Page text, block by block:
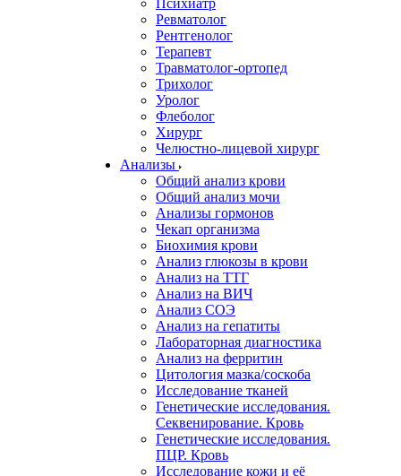
Психиатр
Ревматолог
Рентгенолог
Терапевт
Травматолог-ортопед
Трихолог
Уролог
Флеболог
Хирург
Челюстно-лицевой хирург
Анализы
Общий анализ крови
Общий анализ мочи
Анализы гормонов
Чекап организма
Биохимия крови
Анализ глюкозы в крови
Анализ на ТТГ
Анализ на ВИЧ
Анализ СОЭ
Анализ на гепатиты
Лабораторная диагностика
Анализ на ферритин
Цитология мазка/соскоба
Исследование тканей
Генетические исследования.
Секвенирование. Кровь
Генетические исследования.
ПЦР. Кровь
Исследование кожи и её